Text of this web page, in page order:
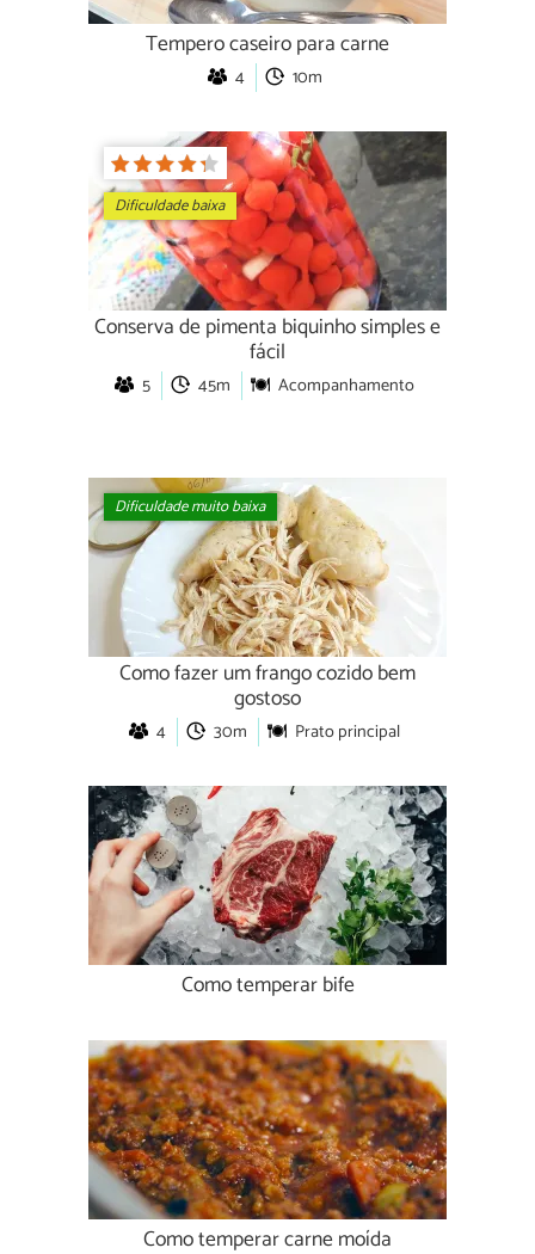
Tempero caseiro para carne
4 10m
Dificuldade baixa
Conserva de pimenta biquinho simples e
fácil
5 45m Acompanhamento
Dificuldade muito baixa
Como fazer um frango cozido bem
gostoso
4 30m Prato principal
Como temperar bife
Como temperar carne moída